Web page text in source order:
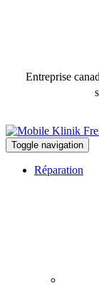
Entreprise
Toggle navigation
Réparation